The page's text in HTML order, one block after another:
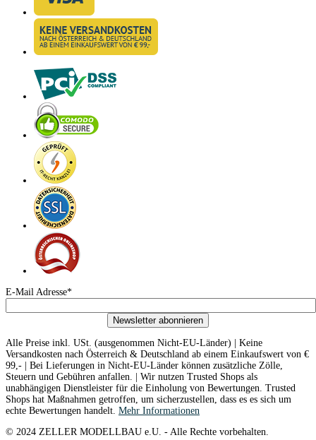
E-Mail Adresse*
Newsletter abonnieren
Alle Preise inkl. USt. (ausgenommen Nicht-EU-Länder) | Keine
Versandkosten nach Österreich & Deutschland ab einem Einkaufswert von €
99,- | Bei Lieferungen in Nicht-EU-Länder können zusätzliche Zölle,
Steuern und Gebühren anfallen. | Wir nutzen Trusted Shops als
unabhängigen Dienstleister für die Einholung von Bewertungen. Trusted
Shops hat Maßnahmen getroffen, um sicherzustellen, dass es es sich um
echte Bewertungen handelt. Mehr Informationen
© 2024 ZELLER MODELLBAU e.U. - Alle Rechte vorbehalten.